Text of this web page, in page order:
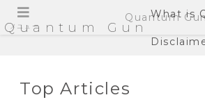
Quantum Gun
What is
Top Articles
メニュー
Quantum